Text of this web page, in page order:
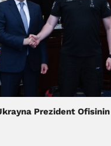
Prezident